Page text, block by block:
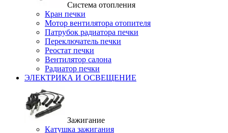
Система отопления
Кран печки
Мотор вентилятора отопителя
Патрубок радиатора печки
Переключатель печки
Реостат печки
Вентилятор салона
Радиатор печки
ЭЛЕКТРИКА И ОСВЕЩЕНИЕ
Зажигание
Катушка зажигания